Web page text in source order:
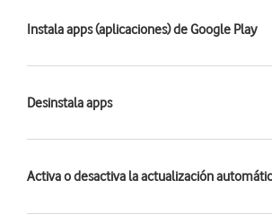
Instala apps (aplicaciones) de Google Play
Desinstala apps
Activa o desactiva la actualización